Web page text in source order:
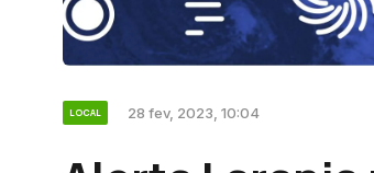
LOCAL 28 fev, 2023, 10:04